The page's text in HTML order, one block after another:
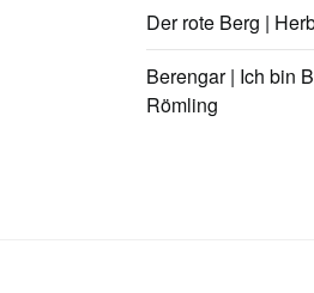
Der rote Berg |
Berengar | Ich bin
Römling